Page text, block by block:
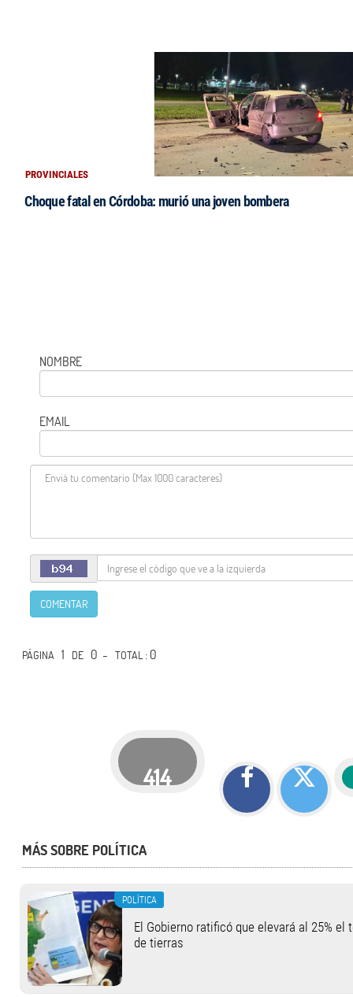
PROVINCIALES
Choque fatal en Córdoba: murió una joven bombera
NOMBRE
EMAIL
COMENTAR
PÁGINA 1 DE 0 -TOTAL: 0
414
MÁS SOBRE POLÍTICA
POLÍTICA
El Gobierno ratificó que elevará al 25%
de tierras